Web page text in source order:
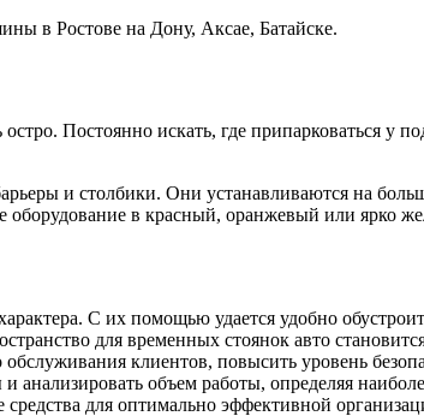
в Ростове на Дону, Аксае, Батайске.
Постоянно искать, где припарковаться у
и столбики. Они устанавливаются на
оборудование в красный, оранжевый или ярко
С их помощью удается удобно
для временных стоянок авто
клиентов, повысить уровень
анализировать объем работы, определяя
для оптимально эффективной